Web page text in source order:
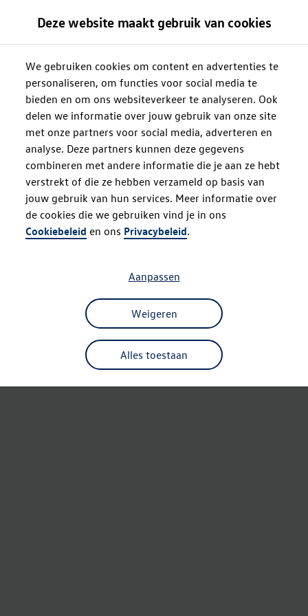
Deze website maakt gebruik van cookies
We gebruiken cookies om content en advertenties te
personaliseren, om functies voor social media te
bieden en om ons websiteverkeer te analyseren. Ook
delen we informatie over jouw gebruik van onze site
met onze partners voor social media, adverteren en
analyse. Deze partners kunnen deze gegevens
combineren met andere informatie die je aan ze hebt
verstrekt of die ze hebben verzameld op basis van
jouw gebruik van hun services. Meer informatie over
de cookies die we gebruiken vind je in ons
Cookiebeleid en ons Privacybeleid.
Alles toestaan
Weigeren
Aanpassen
Oops!
Something went wrong. Please try
refreshing the app
Refresh